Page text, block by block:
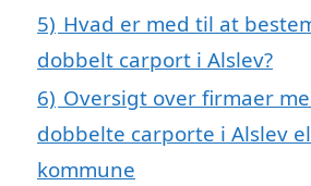
5) Hvad er med til at
dobbelt carport i Alslev?
6) Oversigt over firmaer
dobbelte carporte i Alslev
kommune